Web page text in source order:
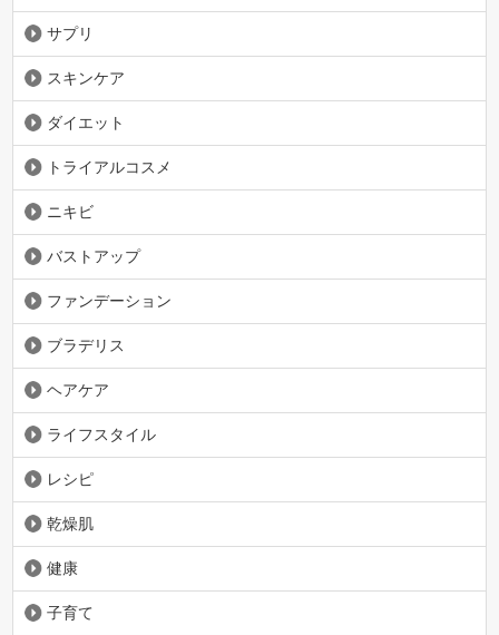
サプリ
スキンケア
ダイエット
トライアルコスメ
ニキビ
バストアップ
ファンデーション
ブラデリス
ヘアケア
ライフスタイル
レシピ
乾燥肌
健康
子育て